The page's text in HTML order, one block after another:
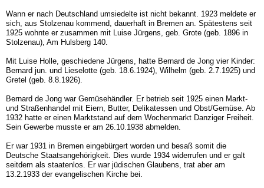
Wann er nach Deutschland umsiedelte ist nicht bekannt. 1923 meldete er
sich, aus Stolzenau kommend, dauerhaft in Bremen an. Spätestens seit
1925 wohnte er zusammen mit Luise Jürgens, geb. Grote (geb. 1896 in
Stolzenau), Am Hulsberg 140.
Mit Luise Holle, geschiedene Jürgens, hatte Bernard de Jong vier Kinder:
Bernard jun. und Lieselotte (geb. 18.6.1924), Wilhelm (geb. 2.7.1925) und
Gretel (geb. 8.8.1926).
Bernard de Jong war Gemüsehändler. Er betrieb seit 1925 einen Markt-
und Straßenhandel mit Eiern, Butter, Delikatessen und Obst/Gemüse. Ab
1932 hatte er einen Marktstand auf dem Wochenmarkt Danziger Freiheit.
Sein Gewerbe musste er am 26.10.1938 abmelden.
Er war 1931 in Bremen eingebürgert worden und besaß somit die
Deutsche Staatsangehörigkeit. Dies wurde 1934 widerrufen und er galt
seitdem als staatenlos. Er war jüdischen Glaubens, trat aber am
13.2.1933 der evangelischen Kirche bei.